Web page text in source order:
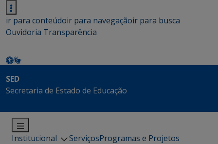
ir para conteúdoir para navegaçãoir para busca
Ouvidoria Transparência
SED
Secretaria de Estado de Educação
Institucional ServiçosProgramas e Projetos